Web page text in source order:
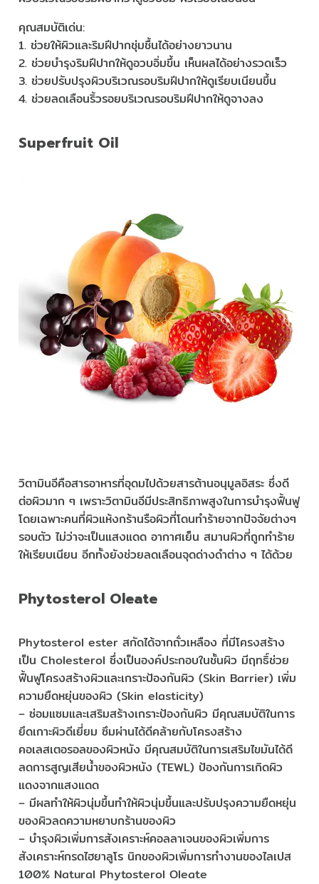
คุณสมบัติเด่น:
1. ช่วยให้ผิวและริมฝีปากชุ่มชื้นได้อย่างยาวนาน
2. ช่วยบำรุงริมฝีปากให้ดูอวบอิ่มขึ้น เห็นผลได้อย่างรวดเร็ว
3. ช่วยปรับปรุงผิวบริเวณรอบริมฝีปากให้ดูเรียบเนียนขึ้น
4. ช่วยลดเลือนริ้วรอยบริเวณรอบริมฝีปากให้ดูจางลง
Superfruit Oil
วิตามินอีคือสารอาหารที่อุดมไปด้วยสารต้านอนุมูลอิสระ ซึ่งดี
ต่อผิวมาก ๆ เพราะวิตามินอีมีประสิทธิภาพสูงในการบำรุงฟื้นฟู
โดยเฉพาะคนที่ผิวแห้งกร้านรือผิวที่โดนทำร้ายจากปัจจัยต่างๆ
รอบตัว ไม่ว่าจะเป็นแสงแดด อากาศเย็น สมานผิวที่ถูกทำร้าย
ให้เรียบเนียน อีกทั้งยังช่วยลดเลือนจุดด่างดำต่าง ๆ ได้ด้วย
Phytosterol Oleate
Phytosterol ester สกัดได้จากถั่วเหลือง ที่มีโครงสร้าง
เป็น Cholesterol ซึ่งเป็นองค์ประกอบในชั้นผิว มีฤทธิ์ช่วย
ฟื้นฟูโครงสร้างผิวและเกราะป้องกันผิว (Skin Barrier) เพิ่ม
ความยืดหยุ่นของผิว (Skin elasticity)
– ซ่อมแซมและเสริมสร้างเกราะป้องกันผิว มีคุณสมบัติในการ
ยึดเกาะผิวดีเยี่ยม ซึมผ่านได้ดีคล้ายกับโครงสร้าง
คอเลสเตอรอลของผิวหนัง มีคุณสมบัติในการเสริมไขมันได้ดี
ลดการสูญเสียน้ำของผิวหนัง (TEWL) ป้องกันการเกิดผิว
แดงจากแสงแดด
– มีผลทำให้ผิวนุ่มขึ้นทำให้ผิวนุ่มขึ้นและปรับปรุงความยืดหยุ่น
ของผิวลดความหยาบกร้านของผิว
– บำรุงผิวเพิ่มการสังเคราะห์คอลลาเจนของผิวเพิ่มการ
สังเคราะห์กรดไฮยาลูโร นิกของผิวเพิ่มการทำงานของไลเปส
100% Natural Phytosterol Oleate